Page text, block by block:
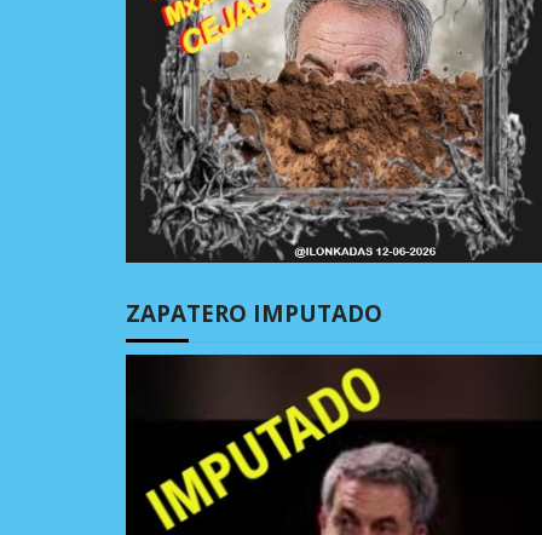
ZAPATERO IMPUTADO